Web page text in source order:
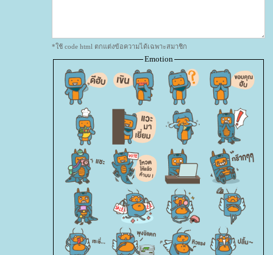
*ใช้ code html ตกแต่งข้อความได้เฉพาะสมาชิก
Emotion